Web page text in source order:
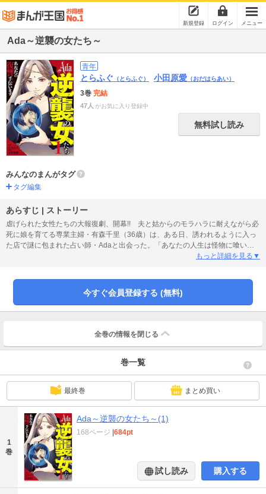
新規登録 ログイン メニュー
Ada～逆襲の女たち～
青年
とらふぐ （とらふぐ） 小田原愛 （おだはらあい）
3巻 完結
47人 がお気に入り登録中
無料試し読み
みんなのまんがタグ
タグ編集
あらすじ | ストーリー
虐げられた女性たちの大報復劇、開幕!! 夫と姑からのモラハラに耐えながら必
死に娘を育てる専業主婦・有森千里（36歳）は、ある日、誘われるように入っ
た店で謎に包まれた占い師・Adaと出会った。「あなたの人生は怪物に喰いつ
くされる」 Adaの言葉に導かれ、千里は夫への復讐を決意し…!!もっと詳細を見る▼
今すぐ会員登録する (無料)
全巻の情報を 閉じる
巻一覧
最終巻 まとめ買い
1
巻
Ada～逆襲の女たち～(1)
168ページ |684pt
試し読み 購入する